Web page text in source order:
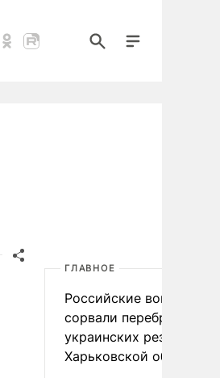
ГЛАВНОЕ
Российские войска
сорвали переброску
украинских резервов в
Харьковской области